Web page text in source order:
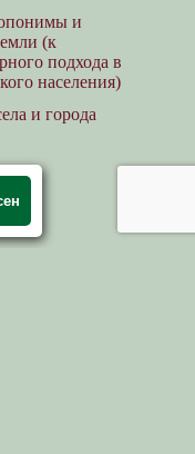
и
(к
подхода в
населения)
и города